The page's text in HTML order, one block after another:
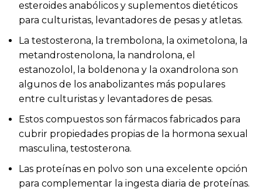
esteroides anabólicos y suplementos dietéticos
para culturistas, levantadores de pesas y atletas.
La testosterona, la trembolona, la oximetolona, la
metandrostenolona, la nandrolona, el
estanozolol, la boldenona y la oxandrolona son
algunos de los anabolizantes más populares
entre culturistas y levantadores de pesas.
Estos compuestos son fármacos fabricados para
cubrir propiedades propias de la hormona sexual
masculina, testosterona.
Las proteínas en polvo son una excelente opción
para complementar la ingesta diaria de proteínas.